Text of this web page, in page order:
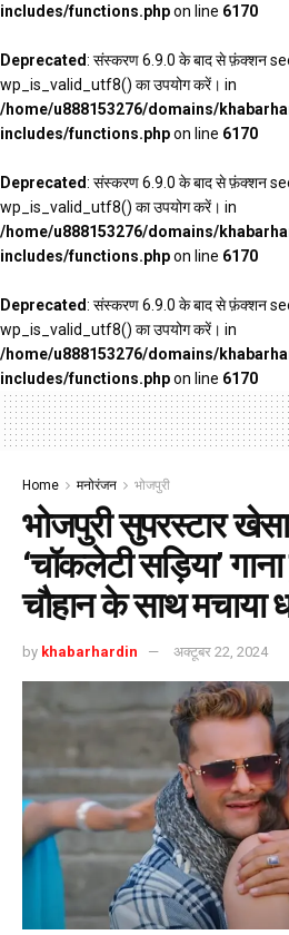
includes/functions.phpon line 6170
Deprecated: संस्करण 6.9.0 के बाद से फ़ंक्शन
wp_is_valid_utf8() का उपयोग करें। in
/home/u888153276/domains/
includes/functions.phpon line 6170
Deprecated: संस्करण 6.9.0 के बाद से फ़ंक्शन
wp_is_valid_utf8() का उपयोग करें। in
/home/u888153276/domains/
includes/functions.phpon line 6170
Deprecated: संस्करण 6.9.0 के बाद से फ़ंक्शन
wp_is_valid_utf8() का उपयोग करें। in
/home/u888153276/domains/
includes/functions.phpon line 6170
Home मनोरंजन भोजपुरी
भोजपुरी सुपरस्टार
‘चॉकलेटी सड़िया’
चौहान के साथ मचाया
by khabarhardin अक्टूबर 22, 2024